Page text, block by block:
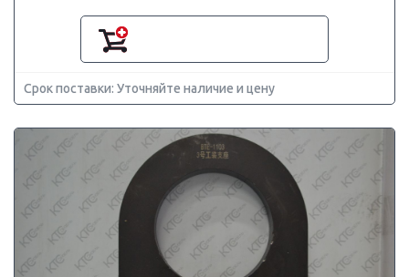
Срок поставки: Уточняйте наличие и цену